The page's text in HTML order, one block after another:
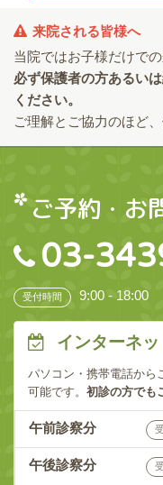
来院される皆様へ
当院ではお子様だけで
必ず保護者の方あるい
ください。
ご理解とご協力のほど
ご予約・お
03-
受付時間 9:00 - 18:00
インターネ
パソコン・携帯電話から
可能です。 初診の方でも
午前診察分
午後診察分